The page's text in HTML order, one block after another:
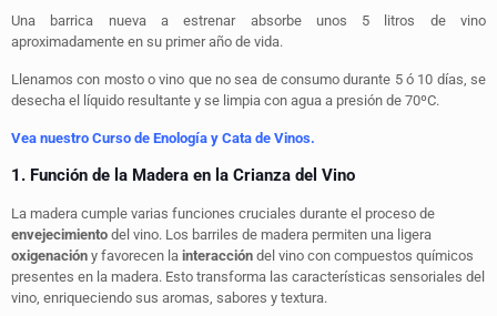
Una barrica nueva a estrenar absorbe unos 5 litros de vino
aproximadamente en su primer año de vida.
Llenamos con mosto o vino que no sea de consumo durante 5 ó 10 días, se
desecha el líquido resultante y se limpia con agua a presión de 70ºC.
Vea nuestro Curso de Enología y Cata de Vinos.
1. Función de la Madera en la Crianza del Vino
La madera cumple varias funciones cruciales durante el proceso de
envejecimiento del vino. Los barriles de madera permiten una ligera
oxigenación y favorecen la interacción del vino con compuestos químicos
presentes en la madera. Esto transforma las características sensoriales del
vino, enriqueciendo sus aromas, sabores y textura.